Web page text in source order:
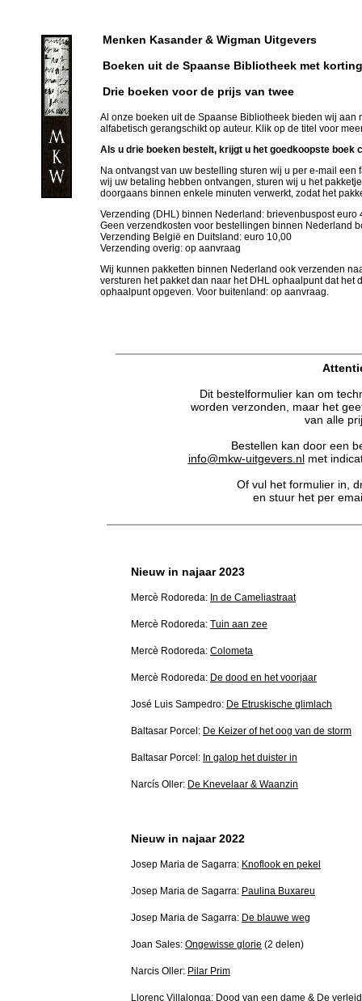
Menken Kasander & Wigman Uitgevers
Boeken uit de Spaanse Bibliotheek met korting
Drie boeken voor de prijs van twee
Al onze boeken uit de Spaanse Bibliotheek bieden wij aan
alfabetisch gerangschikt op auteur. Klik op de titel voor
Als u drie boeken bestelt, krijgt u het goedkoopste boek
Na ontvangst van uw bestelling sturen wij u per e-mail
wij uw betaling hebben ontvangen, sturen wij u het
doorgaans binnen enkele minuten verwerkt, zodathet
Verzending (DHL) binnen Nederland: brievenbusposteuro
Geen verzendkosten voor bestellingen binnen Nederland
Verzending België en Duitsland : euro 10,00
Verzending overig: op aanvraag
Wij kunnen pakketten binnen Nederland ook verzenden
versturen het pakket dan naar het DHL ophaal punt dat het
ophaal punt opgeven. Voor buitenland: op aanvraag.
Dit bestelformulier kan om
worden verzonden, maar het
van alle
Bestellen kan door een
info@mkw-uitgevers.nlmet
Of vul het formulier in,
en stuur het per
Nieuw in najaar 2023
Mercè Rodoreda: In de Cameliastraat
Mercè Rodoreda: Tuin aan zee
Mercè Rodoreda: Colometa
Mercè Rodoreda: De dood en het voorjaar
José Luis Sampedro: De Etruskische glimlach
Baltasar Porcel: De Keizer of het oog van de storm
Baltasar Porcel: In galop het duister in
Narcís Oller: De Knevelaar & Waanzin
Nieuw in najaar 2022
Josep Maria de Sagarra: Knoflook en pekel
Josep Maria de Sagarra: Paulina Buxareu
Josep Maria de Sagarra: De blauwe weg
Joan Sales: Ongewisse glorie (2 delen)
Narcis Oller: Pilar Prim
Llorenç Villalonga: Dood van een dame & De